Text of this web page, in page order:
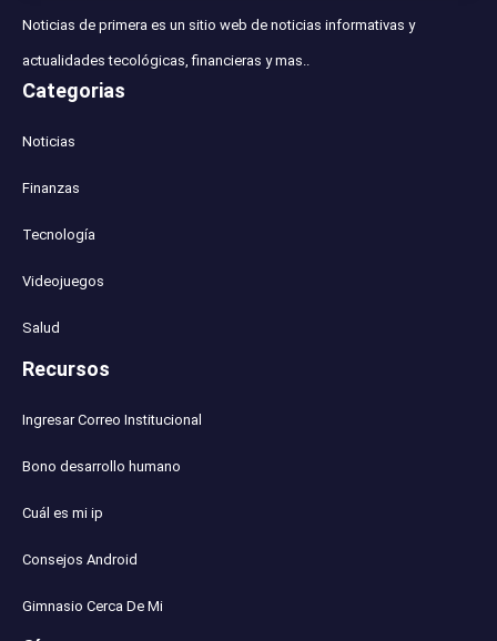
Noticias de primera es un sitio web de noticias informativas y
actualidades tecológicas, financieras y mas..
Categorias
Noticias
Finanzas
Tecnología
Videojuegos
Salud
Recursos
Ingresar Correo Institucional
Bono desarrollo humano
Cuál es mi ip
Consejos Android
Gimnasio Cerca De Mi